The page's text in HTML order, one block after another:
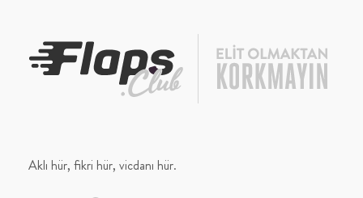
Aklı hür, fikri hür, vicdanı hür.